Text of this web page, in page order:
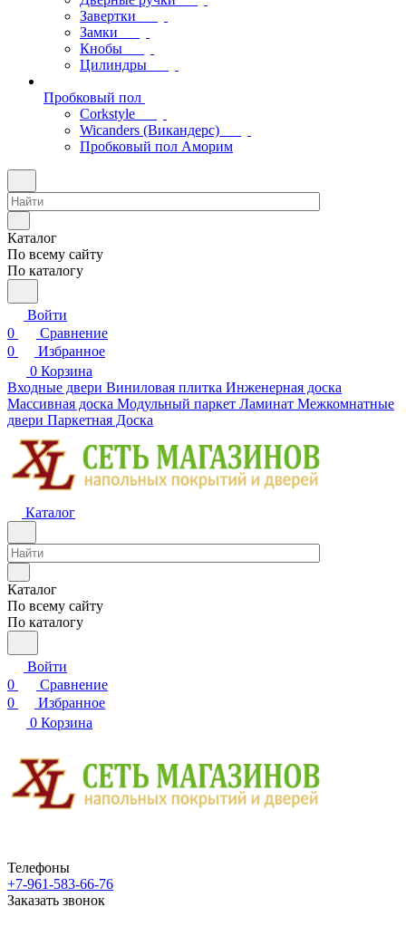
Завертки
Замки
Кнобы
Цилиндры
Пробковый пол
Corkstyle
Wicanders (Викандерс)
Пробковый пол Аморим
Каталог
По всему сайту
По каталогу
Войти
0
Сравнение
0
Избранное
0 Корзина
Входные двери Виниловая плитка Инженерная доска
Массивная доска Модульный паркет Ламинат Межкомнатные
двери Паркетная Доска
Каталог
Каталог
По всему сайту
По каталогу
Войти
0
Сравнение
0
Избранное
0 Корзина
Телефоны
+7-961-583-66-76
Заказать звонок